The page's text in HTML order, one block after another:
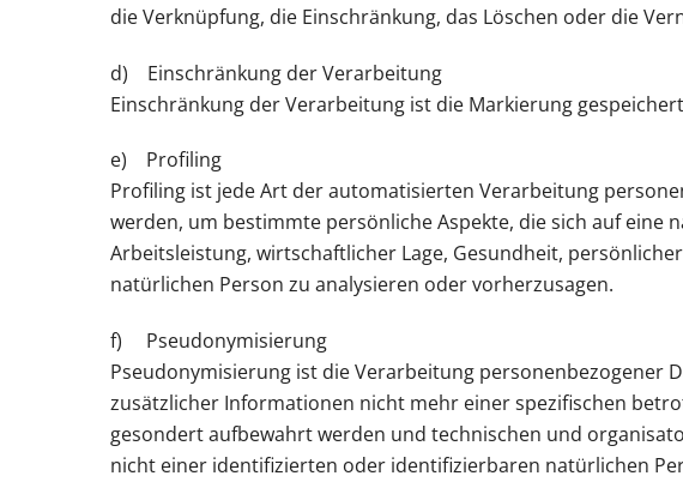
die Verknüpfung, die Einschränkung, das Löschen oder die
d) Einschränkung der Verarbeitung
Einschränkung der Verarbeitung ist die Markierung
e) Profiling
Profiling ist jede Art der automatisierten Verarbeitung
werden, um bestimmte persönliche Aspekte, die sich auf eine
Arbeitsleistung, wirtschaftlicher Lage, Gesundheit,
natürlichen Person zu analysieren oder vorherzusagen.
f) Pseudonymisierung
Pseudonymisierung ist die Verarbeitung personenbezogener
zusätzlicher Informationen nicht mehr einer spezifischen
gesondert aufbewahrt werden und technischen und
nicht einer identifizierten oder identifizierbaren natürlichen